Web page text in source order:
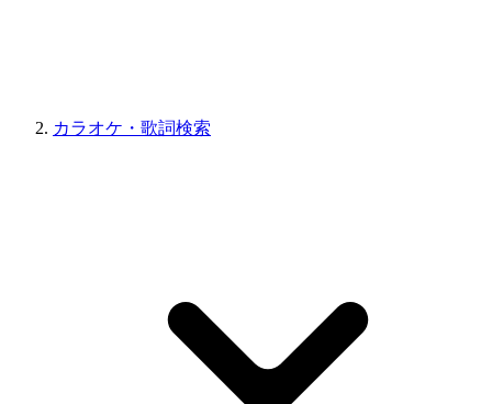
カラオケ・歌詞検索